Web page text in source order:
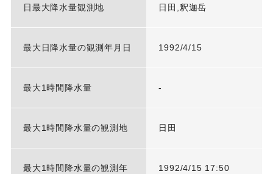
日最大降水量観測地 日田,釈迦岳
最大日降水量の観測年月日 1992/4/15
最大1時間降水量 -
最大1時間降水量の観測地 日田
最大1時間降水量の観測年
1992/4/15 17:50